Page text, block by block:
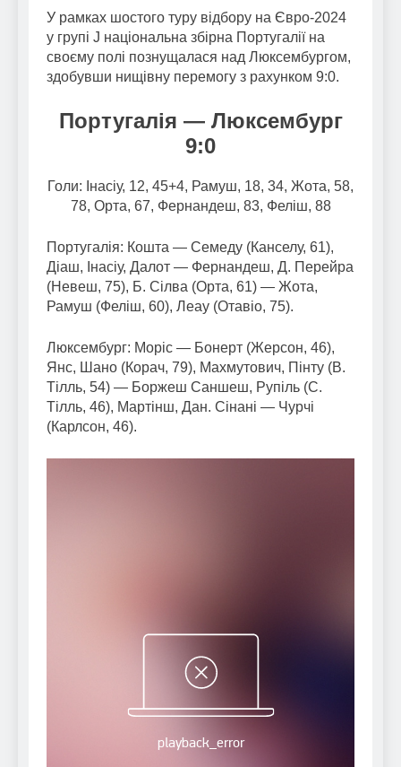
У рамках шостого туру відбору на Євро-2024
у групі J національна збірна Португалії на
своєму полі познущалася над Люксембургом,
здобувши нищівну перемогу з рахунком 9:0.
Португалія — Люксембург
9:0
Голи: Інасіу, 12, 45+4, Рамуш, 18, 34, Жота, 58,
78, Орта, 67, Фернандеш, 83, Феліш, 88
Португалія: Кошта — Семеду (Канселу, 61),
Діаш, Інасіу, Далот — Фернандеш, Д. Перейра
(Невеш, 75), Б. Сілва (Орта, 61) — Жота,
Рамуш (Феліш, 60), Леау (Отавіо, 75).
Люксембург: Моріс — Бонерт (Жерсон, 46),
Янс, Шано (Корач, 79), Махмутович, Пінту (В.
Тілль, 54) — Боржеш Саншеш, Рупіль (С.
Тілль, 46), Мартінш, Дан. Сінані — Чурчі
(Карлсон, 46).